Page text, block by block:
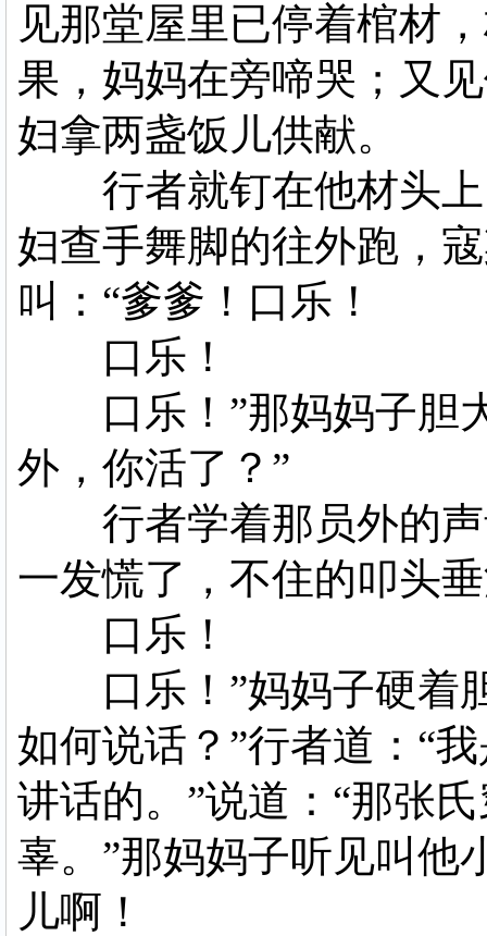
见那堂屋里已停着棺材
果，妈妈在旁啼哭；又
妇拿两盏饭儿供献。
行者就钉在他材头上
妇查手舞脚的往外跑，
叫：“爹爹！口乐！
口乐！
口乐！”那妈妈子胆大
外，你活了？”
行者学着那员外的声
一发慌了，不住的叩头
口乐！
口乐！”妈妈子硬着胆
如何说话？”行者道：“
讲话的。”说道：“那张
辜。”那妈妈子听见叫他
儿啊！